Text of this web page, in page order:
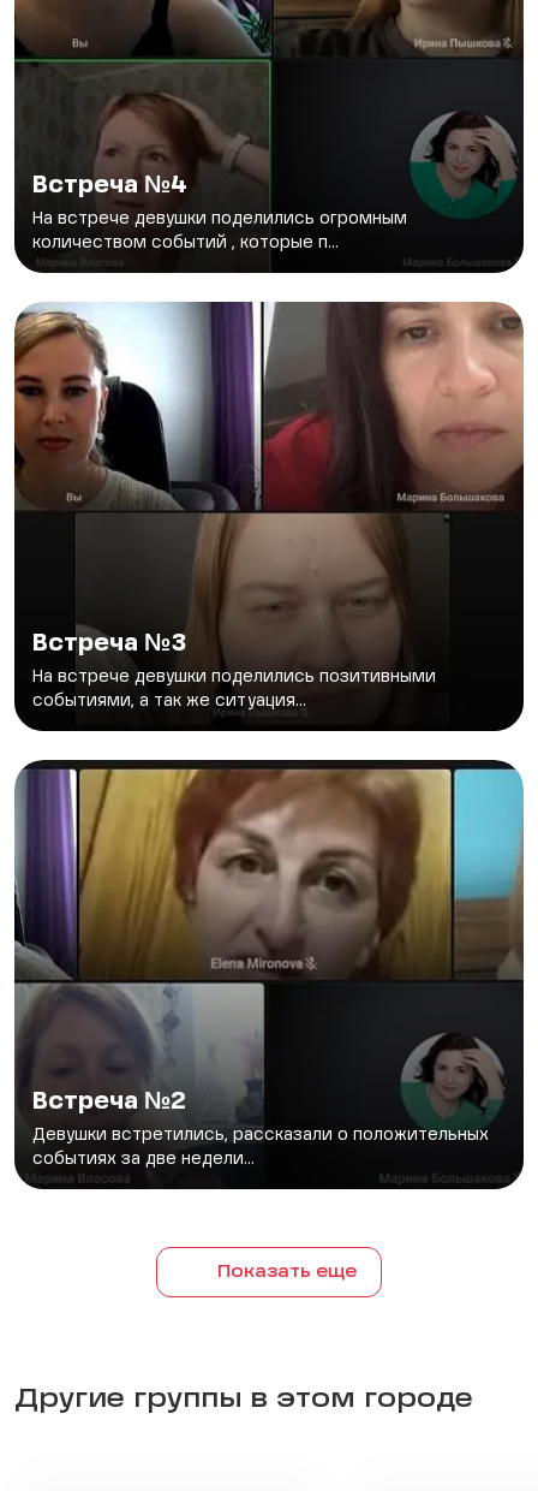
Встреча №4
На встрече девушки поделились огромным
количеством событий , которые п...
Встреча №3
На встрече девушки поделились позитивными
событиями, а так же ситуация...
Встреча №2
Девушки встретились, рассказали о положительных
событиях за две недели...
Показать еще
Другие группы в этом городе